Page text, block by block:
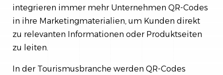
integrieren immer mehr Unternehmen QR-Codes
in ihre Marketingmaterialien, um Kunden direkt
zu relevanten Informationen oder Produktseiten
zu leiten.
In der Tourismusbranche werden QR-Codes